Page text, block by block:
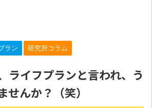
ラン 研究所コラム
ライフプランと言われ、う
せんか？（笑）